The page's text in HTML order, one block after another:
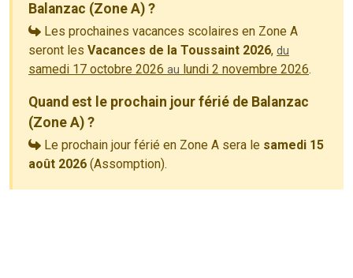
Balanzac (Zone A) ?
Les prochaines vacances scolaires en Zone A
seront les Vacances de la Toussaint 2026, du
samedi 17 octobre 2026 au lundi 2 novembre 2026.
Quand est le prochain jour férié de Balanzac
(Zone A) ?
Le prochain jour férié en Zone A sera le samedi 15
août 2026 (Assomption).